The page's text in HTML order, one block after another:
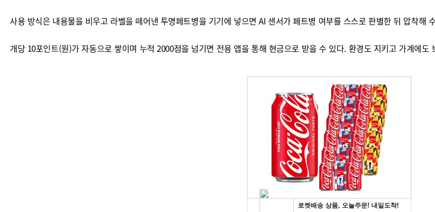
사용 방식은 내용물을 비우고 라벨을 떼어낸 투명페트병을 기기에 넣으면 AI 센서가 페트병 여부를 스스로 판별한 뒤 압착해
개당 10포인트(원)가 자동으로 쌓이며 누적 2000점을 넘기면 전용 앱을 통해 현금으로 받을 수 있다. 환경도 지키고 가계에도